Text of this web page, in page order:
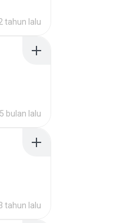
tahun lalu
5 bulan lalu
tahun lalu